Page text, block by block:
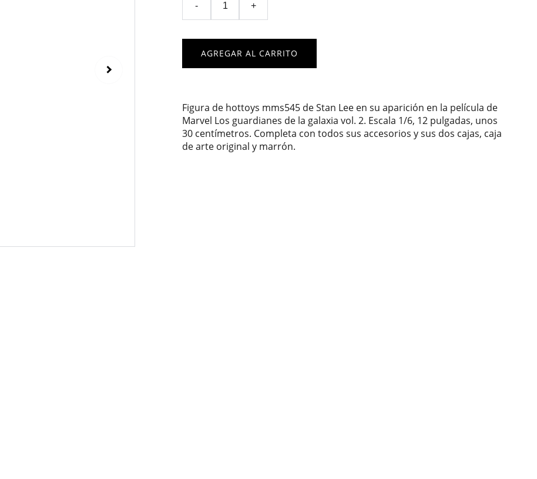
- +
AGREGAR AL CARRITO
Figura de hottoys mms545 de Stan Lee en su aparición en la película de
Marvel Los guardianes de la galaxia vol. 2. Escala 1/6, 12 pulgadas, unos
30 centímetros. Completa con todos sus accesorios y sus dos cajas, caja
de arte original y marrón.